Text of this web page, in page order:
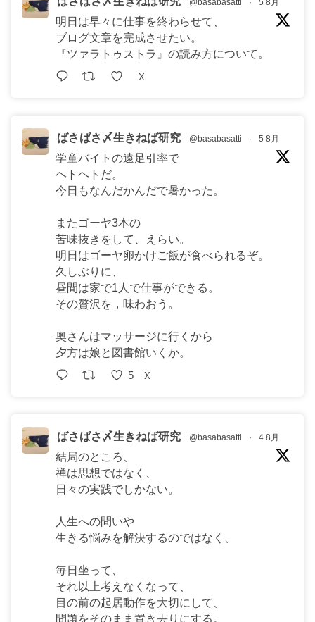
明日は早々に仕事を終わらせて、
ブログ文章を完成させたい。
『ツァラトゥストラ』の読み方について。
X
ばさばさ〆生きねば研究 @basabasatti · 5 8月
学童バイトの遠足引率で
ヘトヘトだ。
今日もなんだかんだで暑かった。
またゴーヤ3本の
苦味抜きをして、えらい。
明日はゴーヤ卵かけご飯が食べられるぞ。
久しぶりに、
昼間は家で1人で仕事ができる。
その贅沢を，味わおう。
奥さんはマッサージに行くから
夕方は娘と図書館いくか。
5 X
ばさばさ〆生きねば研究 @basabasatti · 4 8月
結局のところ、
禅は思想ではなく、
日々の実践でしかない。
人生への問いや
生きる悩みを解決するのではなく、
毎日坐って、
それ以上考えなくなって、
目の前の起居動作を大切にして、
問題をそのまま置き去りにする。